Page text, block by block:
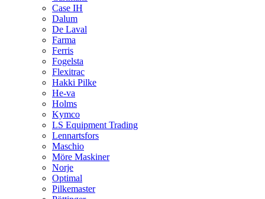
Case IH
Dalum
De Laval
Farma
Ferris
Fogelsta
Flexitrac
Hakki Pilke
He-va
Holms
Kymco
LS Equipment Trading
Lennartsfors
Maschio
Möre Maskiner
Norje
Optimal
Pilkemaster